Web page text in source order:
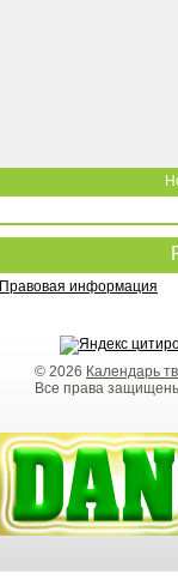
Правовая информация
© 2026 Календарь
Все права